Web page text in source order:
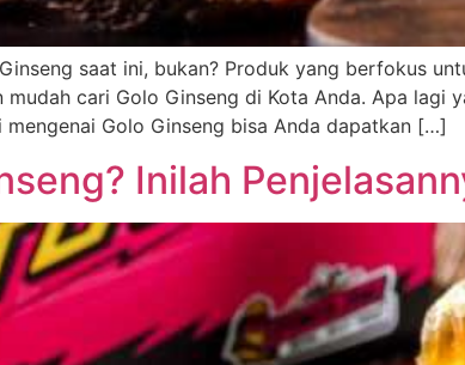
saat ini, bukan? Produk yang berfokus
cari Golo Ginseng di Kota Anda. Apa lagi
Golo Ginseng bisa Anda dapatkan […]
Inilah